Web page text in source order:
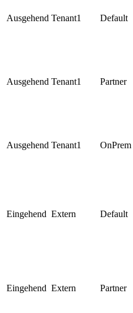
Ausgehend Tenant1 Default
Ausgehend Tenant1 Partner
Ausgehend Tenant1 OnPrem
Eingehend Extern Default
Eingehend Extern Partner